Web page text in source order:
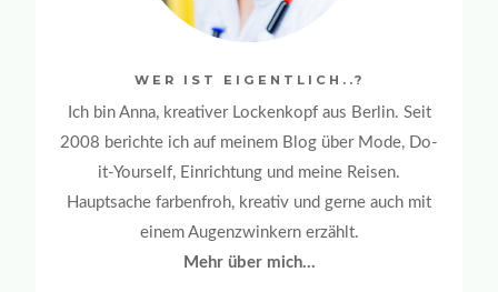
WER IST EIGENTLICH..?
Ich bin Anna, kreativer Lockenkopf aus Berlin. Seit
2008 berichte ich auf meinem Blog über Mode, Do-
it-Yourself, Einrichtung und meine Reisen.
Hauptsache farbenfroh, kreativ und gerne auch mit
einem Augenzwinkern erzählt.
Mehr über mich...